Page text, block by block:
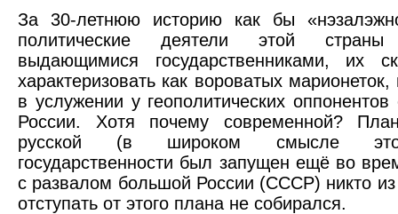
За 30-летнюю историю как бы
политические деятели этой
выдающимися государственниками, их
характеризовать как вороватых
в услужении у геополитических
России. Хотя почему современной?
русской (в широком смысле
государственности был запущен ещё во
с развалом большой России (СССР) никто из
отступать от этого плана не собирался.